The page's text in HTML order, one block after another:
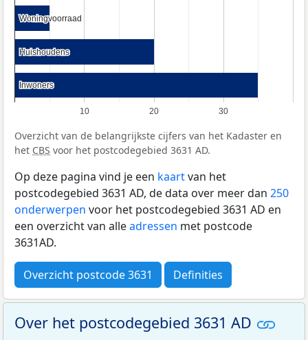
10 20 30
Woningvoorraad
Woningvoorraad
Huishoudens
Huishoudens
Inwoners
Inwoners
Overzicht van de belangrijkste cijfers van het Kadaster en
het CBS voor het postcodegebied 3631 AD.
Op deze pagina vind je een kaartvan het
postcodegebied 3631 AD, de data over meer dan 250
onderwerpen voor het postcodegebied 3631 AD en
een overzicht van alleadressen met postcode
3631AD.
Overzicht postcode 3631 Definities
Over het postcodegebied 3631 AD